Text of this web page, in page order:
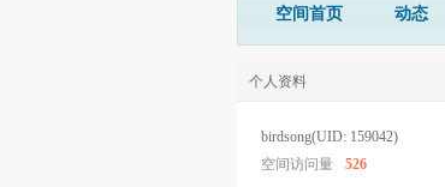
空间首页 动态
个人资料
birdsong(UID: 159042)
空间访问量
526